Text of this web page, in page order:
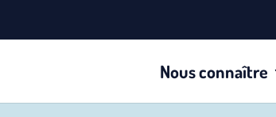
Nous connaître